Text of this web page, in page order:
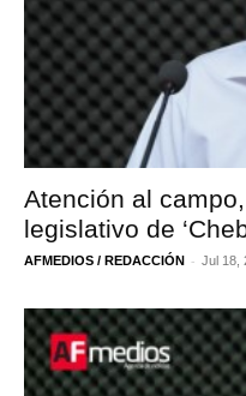
Atención al
legislativo de
AFMEDIOS / REDACCIÓN - Jul 18,